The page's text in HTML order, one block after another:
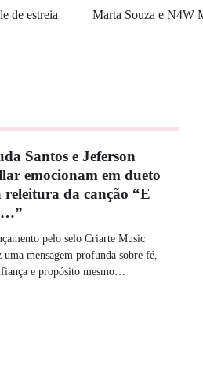
de estreia
Marta Souza e N4W
Santos e Jeferson
emocionam em dueto
releitura da canção “E
pelo selo Criarte Music
uma mensagem profunda sobre fé,
e propósito mesmo…